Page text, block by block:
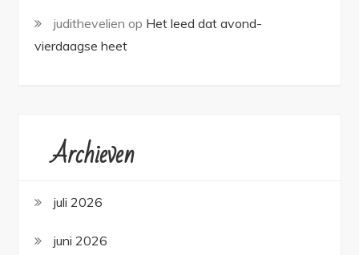
judithevelien op Het leed dat avond-
vierdaagse heet
Archieven
juli 2026
juni 2026